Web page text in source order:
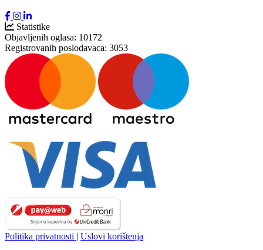
Statistike
Objavljenih oglasa: 10172
Registrovanih poslodavaca: 3053
Politika privatnosti | Uslovi korištenja